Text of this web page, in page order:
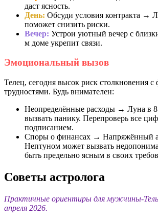
даст ясность.
День: Обсуди условия контракта →
поможет снизить риски.
Вечер: Устрои уютный вечер с
м доме укрепит связи.
Эмоциональный вызов
Телец, сегодня высок риск столкновения
трудностями. Будь внимателен:
Неопределённые расходы → Луна в
вызвать панику. Перепроверь все
подписанием.
Споры о финансах → Напряжённый
Нептуном может вызвать
быть предельно ясным в своих
Советы астролога
Практичные ориентиры для мужчины-
апреля 2026.